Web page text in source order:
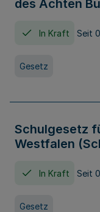
des Achten
In Kraft Seit
Gesetz
Schulgesetz
Westfalen
In Kraft Seit
Gesetz